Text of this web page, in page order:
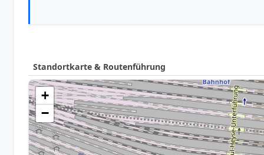
Standortkarte & Routenführung
+
−